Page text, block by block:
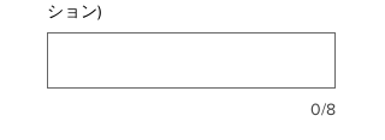
ション)
0/8